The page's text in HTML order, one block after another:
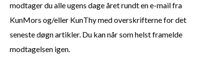
modtager du alle ugens dage året rundt en e-mail fra
KunMors og/eller KunThy med overskrifterne for det
seneste døgn artikler. Du kan når som helst framelde
modtagelsen igen.